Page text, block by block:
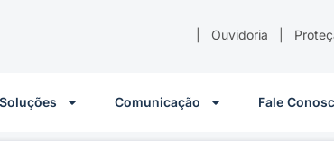
Ouvidoria
Soluções Comunicação Fale